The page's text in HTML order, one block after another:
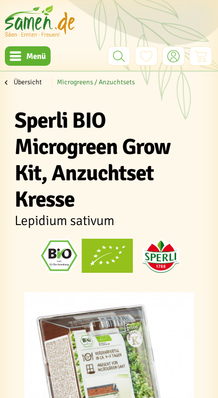
Menü
Übersicht Microgreens / Anzuchtsets
Sperli BIO
Microgreen Grow
Kit, Anzuchtset
Kresse
Lepidium sativum